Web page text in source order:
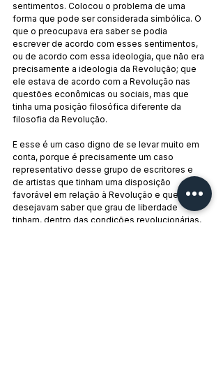
sentimentos. Colocou o problema de uma
forma que pode ser considerada simbólica. O
que o preocupava era saber se podia
escrever de acordo com esses sentimentos,
ou de acordo com essa ideologia, que não era
precisamente a ideologia da Revolução; que
ele estava de acordo com a Revolução nas
questões econômicas ou sociais, mas que
tinha uma posição filosófica diferente da
filosofia da Revolução.
E esse é um caso digno de se levar muito em
conta, porque é precisamente um caso
representativo desse grupo de escritores e
de artistas que tinham uma disposição
favorável em relação à Revolução e que
desejavam saber que grau de liberdade
tinham, dentro das condições revolucionárias,